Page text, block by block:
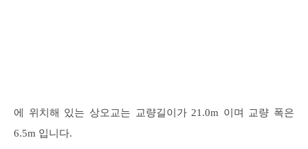
에 위치해 있는 상오교는 교량길이가 21.0m 이며 교량 폭은
6.5m 입니다.